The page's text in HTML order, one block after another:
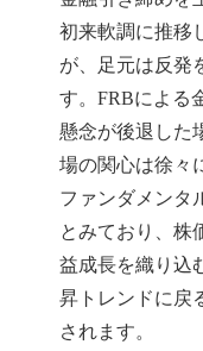
初来軟調に推移
が、足元は反発
す。FRBによる
懸念が後退した
場の関心は徐々
ファンダメンタ
とみており、株
益成長を織り込
昇トレンドに戻
されます。